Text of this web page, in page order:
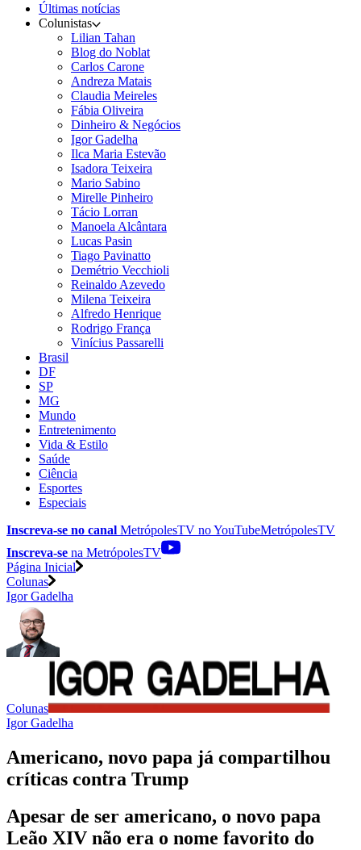
Últimas notícias
Colunistas
Lilian Tahan
Blog do Noblat
Carlos Carone
Andreza Matais
Claudia Meireles
Fábia Oliveira
Dinheiro & Negócios
Igor Gadelha
Ilca Maria Estevão
Isadora Teixeira
Mario Sabino
Mirelle Pinheiro
Tácio Lorran
Manoela Alcântara
Lucas Pasin
Tiago Pavinatto
Demétrio Vecchioli
Reinaldo Azevedo
Milena Teixeira
Alfredo Henrique
Rodrigo França
Vinícius Passarelli
Brasil
DF
SP
MG
Mundo
Entretenimento
Vida & Estilo
Saúde
Ciência
Esportes
Especiais
Inscreva-se no canal MetrópolesTV noYouTubeMetrópolesTV
Inscreva-se na MetrópolesTV
Página Inicial
Colunas
Igor Gadelha
Colunas
Igor Gadelha
Americano, novo papa já compartilhou
críticas contra Trump
Apesar de ser americano, o novo papa
Leão XIV não era o nome favorito do